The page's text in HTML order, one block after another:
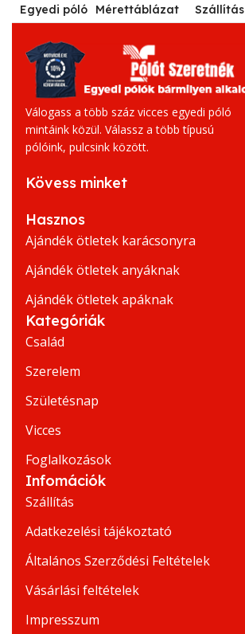
Egyedi póló Mérettáblázat Szállítás
Válogass a több száz vicces egyedi póló
mintáink közül. Válassz a több típusú
pólóink, pulcsink között.
Kövess minket
Hasznos
Ajándék ötletek karácsonyra
Ajándék ötletek anyáknak
Ajándék ötletek apáknak
Kategóriák
Család
Szerelem
Születésnap
Vicces
Foglalkozások
Infomációk
Szállítás
Adatkezelési tájékoztató
Általános Szerződési Feltételek
Vásárlási feltételek
Impresszum